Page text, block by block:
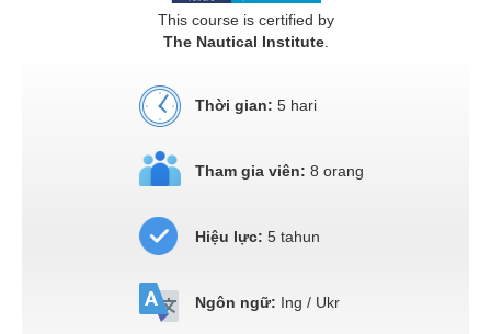
This course is certified by
The Nautical Institute.
Thời gian: 5 hari
Tham gia viên: 8 orang
Hiệu lực: 5 tahun
Ngôn ngữ: Ing / Ukr